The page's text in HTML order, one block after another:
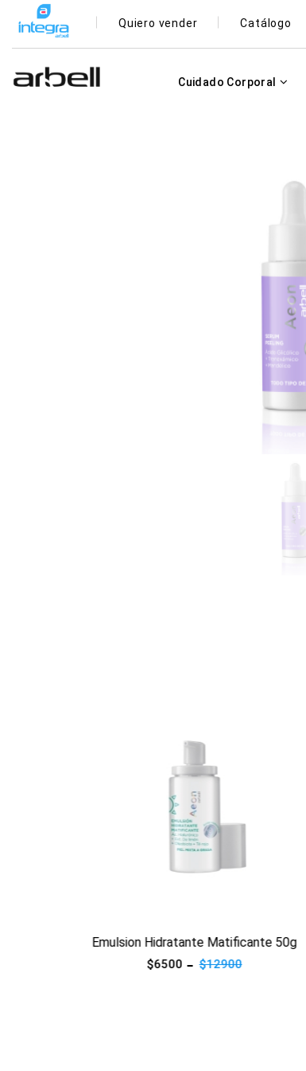
Quiero vender Catálogo
Cuidado Corporal
Emulsion Hidratante Matificante 50g
$6500 $12900